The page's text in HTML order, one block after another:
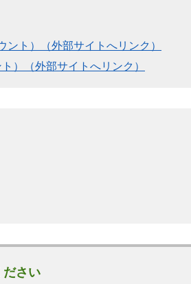
ト）（外部サイトへリンク）
）（外部サイトへリンク）
ださい